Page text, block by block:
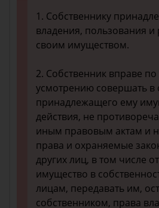
1. Собственнику
владения, пользования
своим имуществом.
2. Собственник вправе
усмотрению совершать
принадлежащего ему
действия, не
иным правовым актам и
права и охраняемые
других лиц, в том числе
имущество в
лицам, передавать им,
собственником, права